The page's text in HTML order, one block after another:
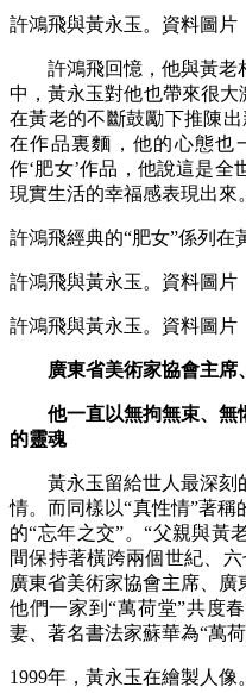
許鴻飛與黃永玉。資料圖片
許鴻飛回憶，他與黃老
中，黃永玉對他也帶來很大
在黃老的不斷鼓勵下推陳
在作品裏麵，他的心態也
作‘肥女’作品， 他說這是全
現實生活的幸福感表現出來
許鴻飛經典的“肥女”係列
許鴻飛與黃永玉。資料圖片
許鴻飛與黃永玉。資料圖片
廣東省美術家協會主席
他一直以無拘無束、無
的靈魂
黃永玉留給世人最深刻
情。而同樣以“真性情”著
的“忘年之交”。“父親與黃
間保持著橫跨兩個世紀、
廣東省美術家協會主席、
他們一家到“萬荷堂”共度
妻、著名書法家蘇華為“萬荷
1999年，黃永玉在繪製人像。